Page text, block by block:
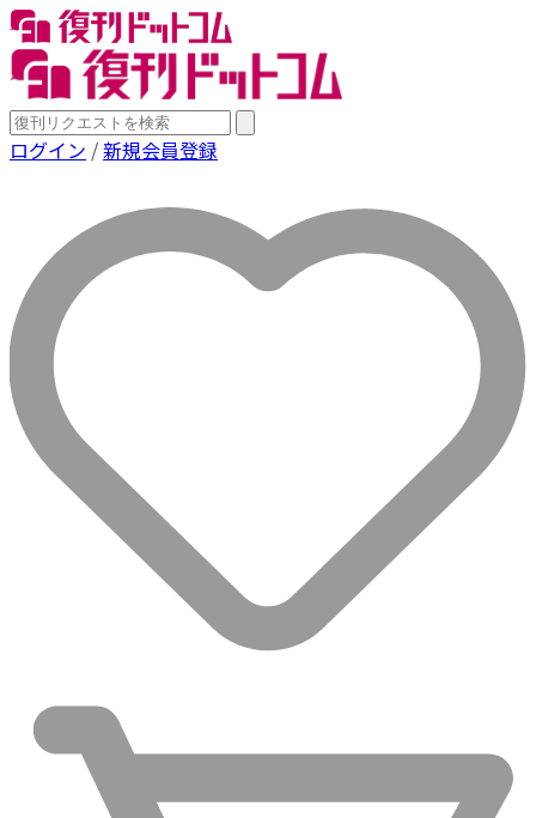
ログイン /新規会員登録